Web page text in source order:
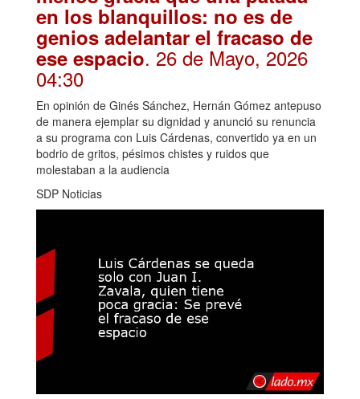
en los blanquillos: no es de
genios adelantar el fracaso de
ese espacio. 26 de Mayo, 2026
04:30
En opinión de Ginés Sánchez, Hernán Gómez antepuso
de manera ejemplar su dignidad y anunció su renuncia
a su programa con Luis Cárdenas, convertido ya en un
bodrio de gritos, pésimos chistes y ruidos que
molestaban a la audiencia
SDP Noticias